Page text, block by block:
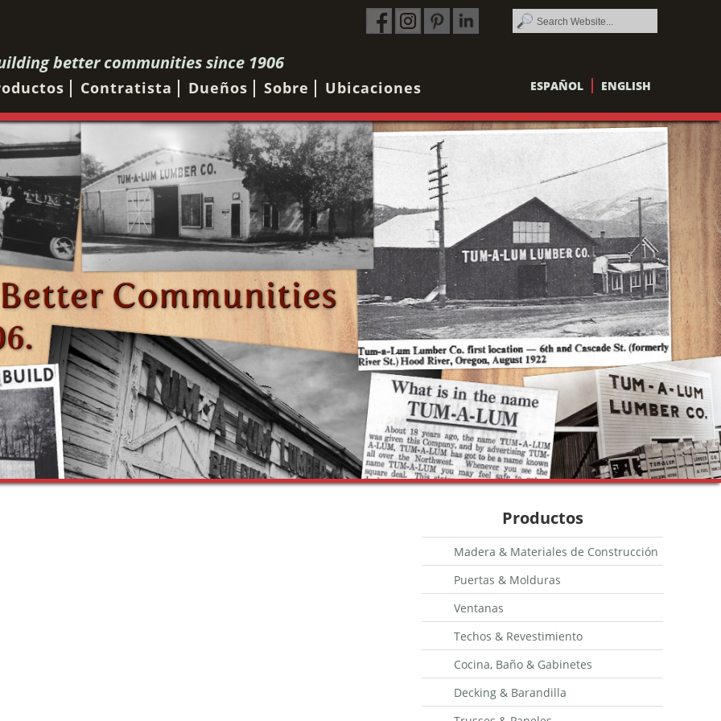
better communities since 1906
Contratista Dueños Sobre Ubicaciones ESPAÑOL ENGLISH
Productos
Madera & Materiales de Construcción
Puertas & Molduras
Ventanas
Techos & Revestimiento
Cocina, Baño & Gabinetes
Decking & Barandilla